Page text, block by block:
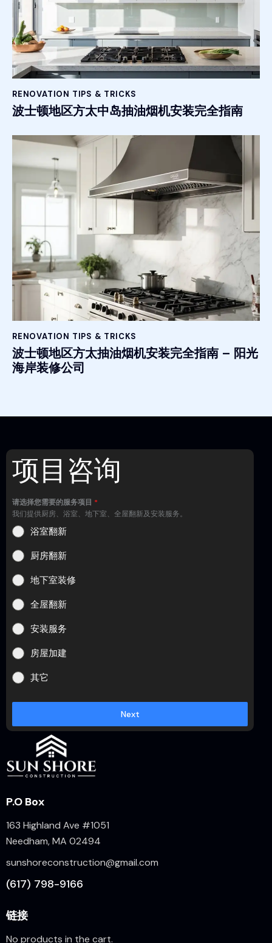
RENOVATION TIPS & TRICKS
波士顿地区方太中岛抽油烟机安装完全指南
RENOVATION TIPS & TRICKS
波士顿地区方太抽油烟机安装完全指南 – 阳光
海岸装修公司
项目咨询
请选择您需要的服务项目 *
我们提供厨房、浴室、地下室、全屋翻新及安装服务。
浴室翻新
厨房翻新
地下室装修
全屋翻新
安装服务
房屋加建
其它
Next
P.O Box
163 Highland Ave #1051
Needham, MA 02494
sunshoreconstruction@gmail.com
(617) 798-9166
链接
No products in the cart.